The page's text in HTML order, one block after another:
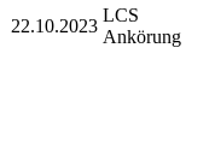
22.10.2023
LCS
Ankörung